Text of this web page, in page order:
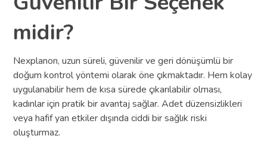
midir?
Nexplanon, uzun süreli, güvenilir ve geri dönüşümlü bir
doğum kontrol yöntemi olarak öne çıkmaktadır. Hem kolay
uygulanabilir hem de kısa sürede çıkarılabilir olması,
kadınlar için pratik bir avantaj sağlar. Adet düzensizlikleri
veya hafif yan etkiler dışında ciddi bir sağlık riski
oluşturmaz.